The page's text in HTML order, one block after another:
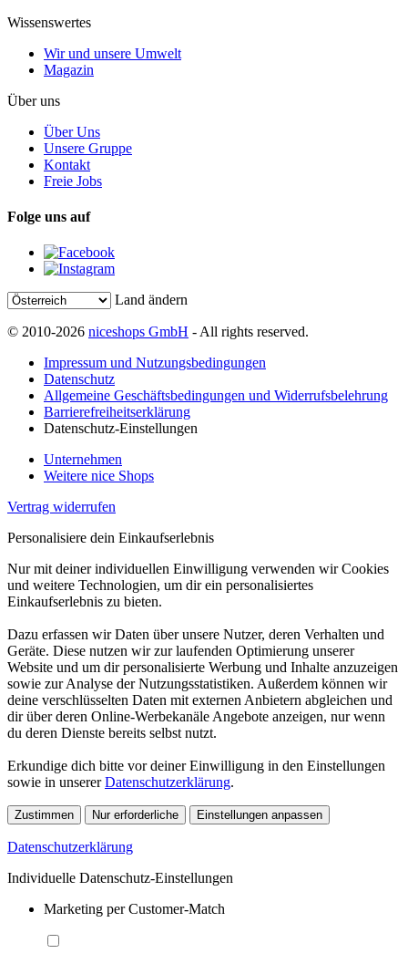
Wissenswertes
Wir und unsere Umwelt
Magazin
Über uns
Über Uns
Unsere Gruppe
Kontakt
Freie Jobs
Folge uns auf
Land ändern
© 2010-2026 niceshops GmbH - All rights reserved.
Impressum und Nutzungsbedingungen
Datenschutz
Allgemeine Geschäftsbedingungen und Widerrufsbelehrung
Barrierefreiheitserklärung
Datenschutz-Einstellungen
Unternehmen
Weitere nice Shops
Vertrag widerrufen
Personalisiere dein Einkaufserlebnis
Nur mit deiner individuellen Einwilligung verwenden wir Cookies
und weitere Technologien, um dir ein personalisiertes
Einkaufserlebnis zu bieten.
Dazu erfassen wir Daten über unsere Nutzer, deren Verhalten und
Geräte. Diese nutzen wir zur laufenden Optimierung unserer
Website und um dir personalisierte Werbung und Inhalte anzuzeigen
sowie zur Analyse der Nutzungsstatistiken. Außerdem können wir
deine verschlüsselten Daten mit externen Anbietern abgleichen und
dir über deren Online-Werbekanäle Angebote anzeigen, nur wenn
du deren Dienste bereits selbst nutzt.
Erkundige dich bitte vor deiner Einwilligung in den Einstellungen
sowie in unsererDatenschutzerklärung.
Zustimmen Nur erforderliche Einstellungen anpassen
Datenschutzerklärung
Individuelle Datenschutz-Einstellungen
Marketing per Customer-Match